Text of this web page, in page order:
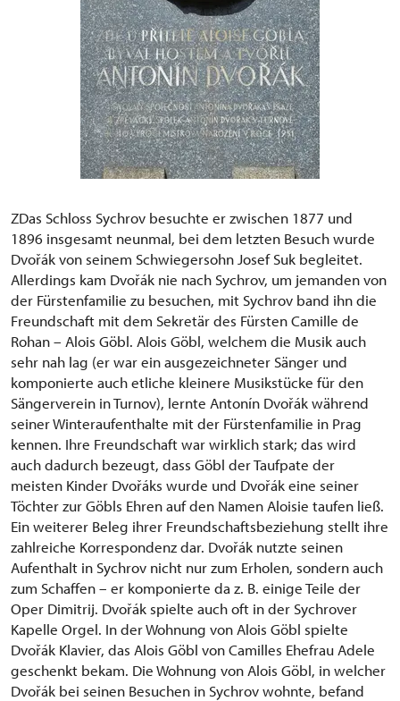
ZDas Schloss Sychrov besuchte er zwischen 1877 und
1896 insgesamt neunmal, bei dem letzten Besuch wurde
Dvořák von seinem Schwiegersohn Josef Suk begleitet.
Allerdings kam Dvořák nie nach Sychrov, um jemanden von
der Fürstenfamilie zu besuchen, mit Sychrov band ihn die
Freundschaft mit dem Sekretär des Fürsten Camille de
Rohan – Alois Göbl. Alois Göbl, welchem die Musik auch
sehr nah lag (er war ein ausgezeichneter Sänger und
komponierte auch etliche kleinere Musikstücke für den
Sängerverein in Turnov), lernte Antonín Dvořák während
seiner Winteraufenthalte mit der Fürstenfamilie in Prag
kennen. Ihre Freundschaft war wirklich stark; das wird
auch dadurch bezeugt, dass Göbl der Taufpate der
meisten Kinder Dvořáks wurde und Dvořák eine seiner
Töchter zur Göbls Ehren auf den Namen Aloisie taufen ließ.
Ein weiterer Beleg ihrer Freundschaftsbeziehung stellt ihre
zahlreiche Korrespondenz dar. Dvořák nutzte seinen
Aufenthalt in Sychrov nicht nur zum Erholen, sondern auch
zum Schaffen – er komponierte da z. B. einige Teile der
Oper Dimitrij. Dvořák spielte auch oft in der Sychrover
Kapelle Orgel. In der Wohnung von Alois Göbl spielte
Dvořák Klavier, das Alois Göbl von Camilles Ehefrau Adele
geschenkt bekam. Die Wohnung von Alois Göbl, in welcher
Dvořák bei seinen Besuchen in Sychrov wohnte, befand